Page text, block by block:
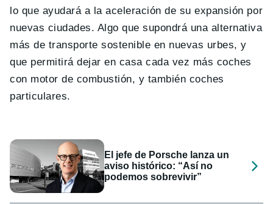
lo que ayudará a la aceleración de su expansión por
nuevas ciudades. Algo que supondrá una alternativa
más de transporte sostenible en nuevas urbes, y
que permitirá dejar en casa cada vez más coches
con motor de combustión, y también coches
particulares.
El jefe de Porsche lanza un
aviso histórico: “Así no
podemos sobrevivir”